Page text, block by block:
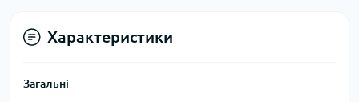
Характеристики
Загальні